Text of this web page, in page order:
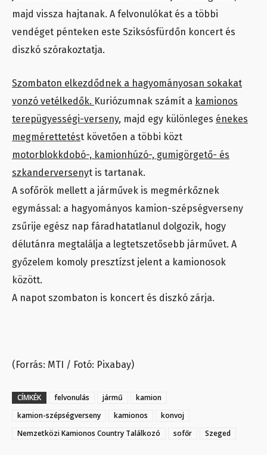
majd vissza hajtanak. A felvonulókat és a többi
vendéget pénteken este Sziksósfürdőn koncert és
diszkó szórakoztatja.
Szombaton elkezdődnek a hagyományosan sokakat
vonzó vetélkedők. Kuriózumnak számít a kamionos
terepügyességi-verseny, majd egy különleges énekes
megmérettetést követően a többi közt
motorblokkdobó-, kamionhúzó-, gumigörgető- és
szkanderversenyt is tartanak.
A sofőrök mellett a járművek is megmérkőznek
egymással: a hagyományos kamion-szépségverseny
zsűrije egész nap fáradhatatlanul dolgozik, hogy
délutánra megtalálja a legtetszetősebb járművet. A
győzelem komoly presztízst jelent a kamionosok
között.
A napot szombaton is koncert és diszkó zárja.
(Forrás: MTI / Fotó: Pixabay)
CÍMKÉK felvonulás jármű
kamion
kamion-szépségverseny
kamionos
konvoj
Nemzetközi Kamionos Country Találkozó
sofőr Szeged